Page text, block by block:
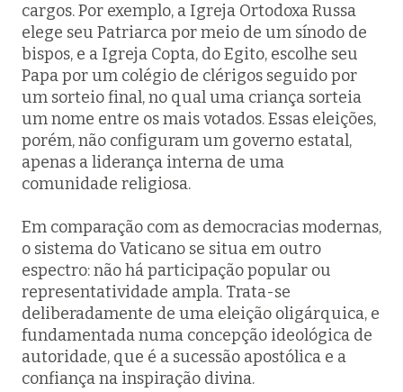
cargos. Por exemplo, a Igreja Ortodoxa Russa
elege seu Patriarca por meio de um sínodo de
bispos, e a Igreja Copta, do Egito, escolhe seu
Papa por um colégio de clérigos seguido por
um sorteio final, no qual uma criança sorteia
um nome entre os mais votados. Essas eleições,
porém, não configuram um governo estatal,
apenas a liderança interna de uma
comunidade religiosa.
Em comparação com as democracias modernas,
o sistema do Vaticano se situa em outro
espectro: não há participação popular ou
representatividade ampla. Trata-se
deliberadamente de uma eleição oligárquica, e
fundamentada numa concepção ideológica de
autoridade, que é a sucessão apostólica e a
confiança na inspiração divina.